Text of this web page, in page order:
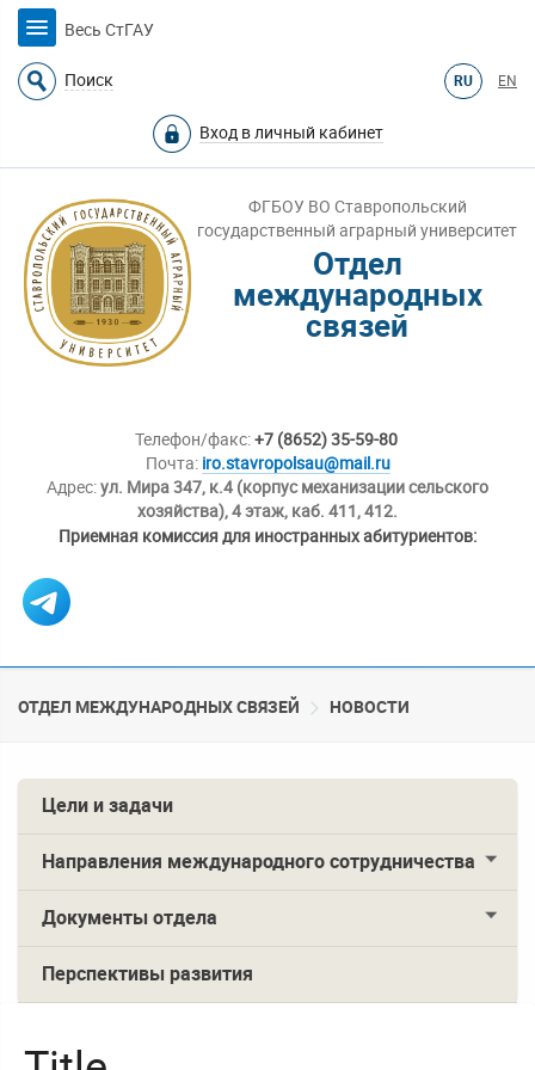
Весь СтГАУ
Поиск RU EN
Вход в личный кабинет
ФГБОУ ВО Ставропольский
государственный аграрный университет
Отдел
международных
связей
Телефон/факс:+7 (8652) 35-59-80
Почта: iro.stavropolsau@mail.ru
Адрес:ул. Мира 347, к.4 (корпус механизации сельского
хозяйства), 4 этаж, каб. 411, 412.
Приемная комиссия для иностранных абитуриентов:
ОТДЕЛ МЕЖДУНАРОДНЫХ СВЯЗЕЙ НОВОСТИ
Цели и задачи
Направления международного сотрудничества
Документы отдела
Перспективы развития